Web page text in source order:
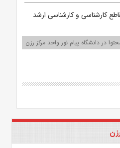
در دانشگاه پیام نور واحد مرکز رزن